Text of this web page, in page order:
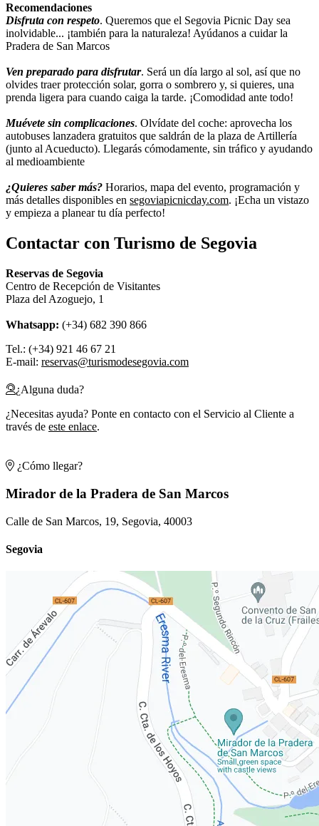
Recomendaciones
Disfruta con respeto. Queremos que el Segovia Picnic Day sea
inolvidable... ¡también para la naturaleza! Ayúdanos a cuidar la
Pradera de San Marcos
Ven preparado para disfrutar. Será un día largo al sol, así que no
olvides traer protección solar, gorra o sombrero y, si quieres, una
prenda ligera para cuando caiga la tarde. ¡Comodidad ante todo!
Muévete sin complicaciones. Olvídate del coche: aprovecha los
autobuses lanzadera gratuitos que saldrán de la plaza de Artillería
(junto al Acueducto). Llegarás cómodamente, sin tráfico y ayudando
al medioambiente
¿Quieres saber más? Horarios, mapa del evento, programación y
más detalles disponibles en segoviapicnicday.com. ¡Echa un vistazo
y empieza a planear tu día perfecto!
Contactar con Turismo de Segovia
Reservas de Segovia
Centro de Recepción de Visitantes
Plaza del Azoguejo, 1
Whatsapp: (+34) 682 390 866
Tel.: (+34) 921 46 67 21
E-mail: reservas@turismodesegovia.com
¿Alguna duda?
¿Necesitas ayuda? Ponte en contacto con el Servicio al Cliente a
través de este enlace.
¿Cómo llegar?
Mirador de la Pradera de San Marcos
Calle de San Marcos, 19, Segovia, 40003
Segovia